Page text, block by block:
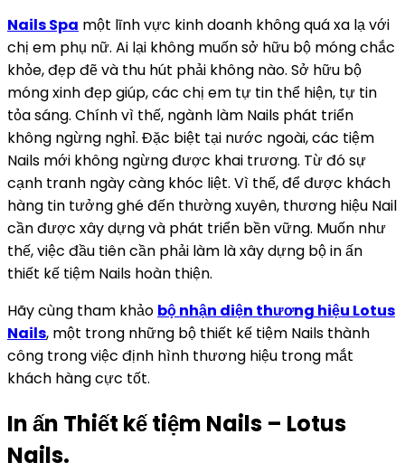
Nails Spa một lĩnh vực kinh doanh không quá xa lạ với
chị em phụ nữ. Ai lại không muốn sở hữu bộ móng chắc
khỏe, đẹp đẽ và thu hút phải không nào. Sở hữu bộ
móng xinh đẹp giúp, các chị em tự tin thể hiện, tự tin
tỏa sáng. Chính vì thế, ngành làm Nails phát triển
không ngừng nghỉ. Đặc biệt tại nước ngoài, các tiệm
Nails mới không ngừng được khai trương. Từ đó sự
cạnh tranh ngày càng khóc liệt. Vì thế, để được khách
hàng tin tưởng ghé đến thường xuyên, thương hiệu Nail
cần được xây dựng và phát triển bền vững. Muốn như
thế, việc đầu tiên cần phải làm là xây dựng bộ in ấn
thiết kế tiệm Nails hoàn thiện.
Hãy cùng tham khảo bộ nhận diện thương hiệu Lotus
Nails, một trong những bộ thiết kế tiệm Nails thành
công trong việc định hình thương hiệu trong mắt
khách hàng cực tốt.
In ấn Thiết kế tiệm Nails – Lotus
Nails.